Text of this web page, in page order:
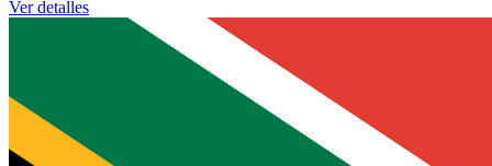
Ver detalles